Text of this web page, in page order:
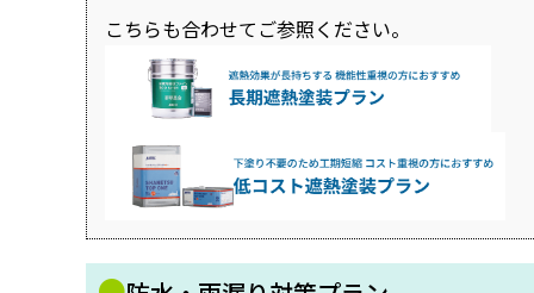
こちらも合わせてご参照ください。